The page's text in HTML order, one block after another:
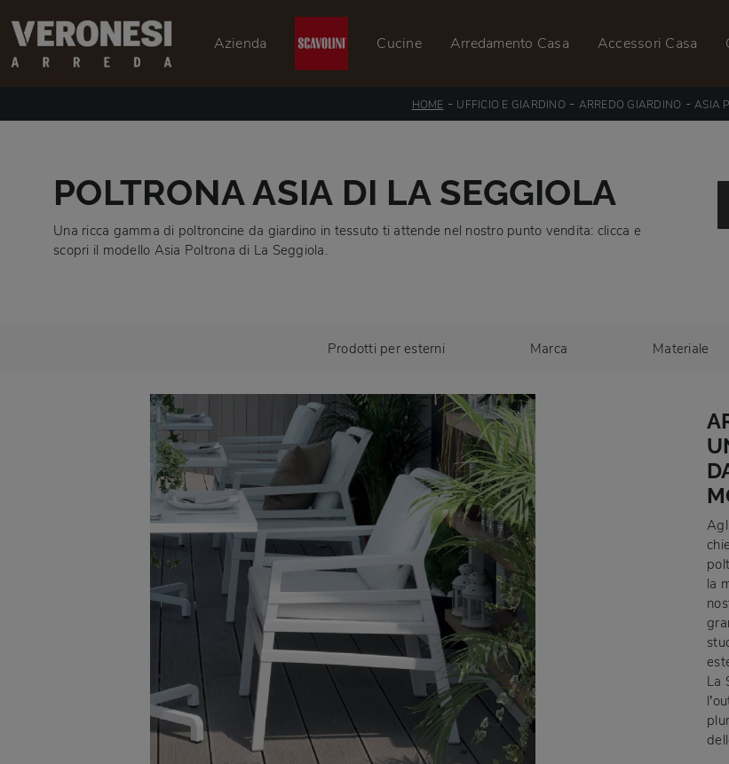
Azienda Cucine Arredamento Casa Accessori Casa
HOME - UFFICIO E GIARDINO- ARREDO GIARDINO -ASIA
POLTRONA ASIA DI LA SEGGIOLA
Una ricca gamma di poltroncine da giardino in tessuto ti attende nel nostro punto vendita: clicca e
scopri il modello Asia Poltrona di La Seggiola.
Prodotti per esterni Marca Materiale
la
La